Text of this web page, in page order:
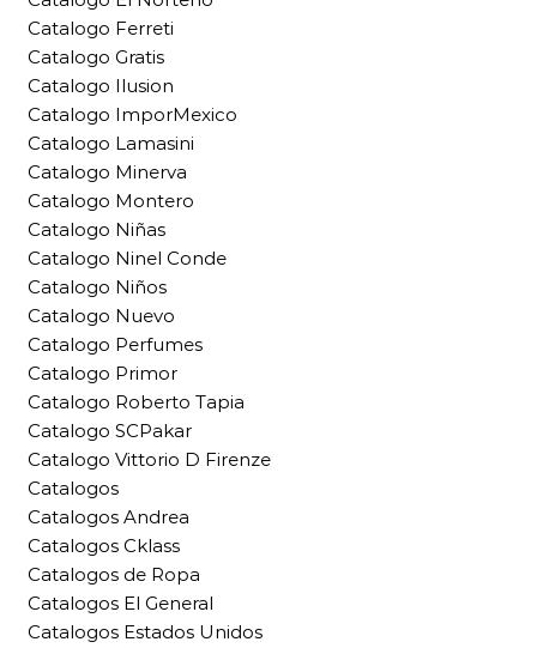
Catalogo Ferreti
Catalogo Gratis
Catalogo Ilusion
Catalogo ImporMexico
Catalogo Lamasini
Catalogo Minerva
Catalogo Montero
Catalogo Niñas
Catalogo Ninel Conde
Catalogo Niños
Catalogo Nuevo
Catalogo Perfumes
Catalogo Primor
Catalogo Roberto Tapia
Catalogo SCPakar
Catalogo Vittorio D Firenze
Catalogos
Catalogos Andrea
Catalogos Cklass
Catalogos de Ropa
Catalogos El General
Catalogos Estados Unidos